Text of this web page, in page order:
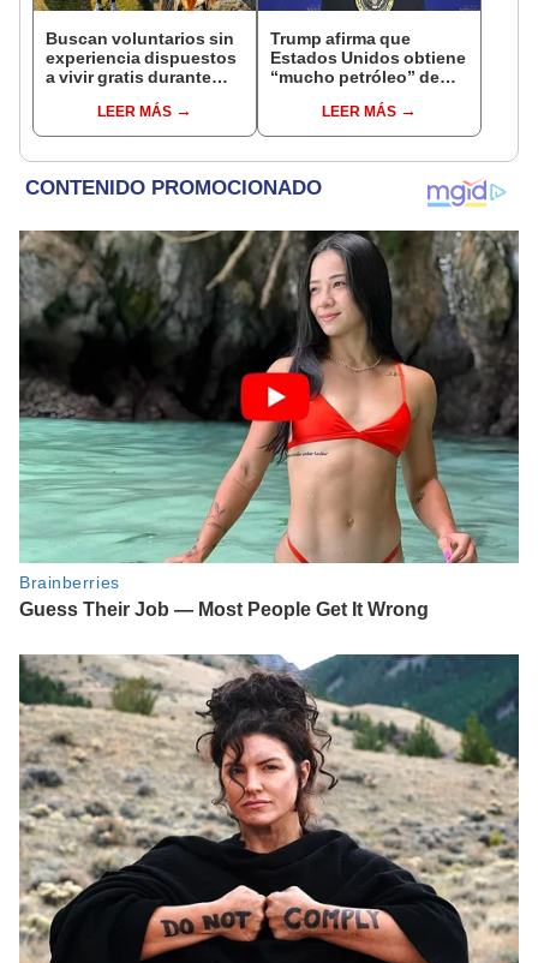
Buscan voluntarios sin
experiencia dispuestos
a vivir gratis durante
cuidar caballos, burros
y otros animales
LEER MÁS
Trump afirma que
Estados Unidos obtiene
“mucho petróleo” de
de Nicolás Maduro
LEER MÁS